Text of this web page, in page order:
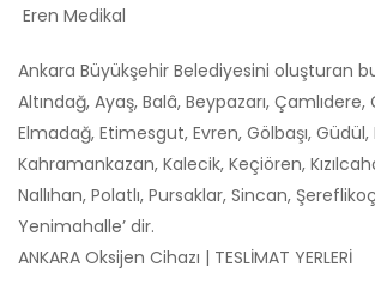
Eren Medikal
Ankara Büyükşehir Belediyesini oluşturan
Altındağ, Ayaş, Balâ, Beypazarı,
Elmadağ, Etimesgut, Evren, Gölbaşı,
Kahramankazan, Kalecik, Keçiören,
Nallıhan, Polatlı, Pursaklar, Sincan,
Yenimahalle’ dir.
ANKARA Oksijen Cihazı | TESLİMAT YERLERİ